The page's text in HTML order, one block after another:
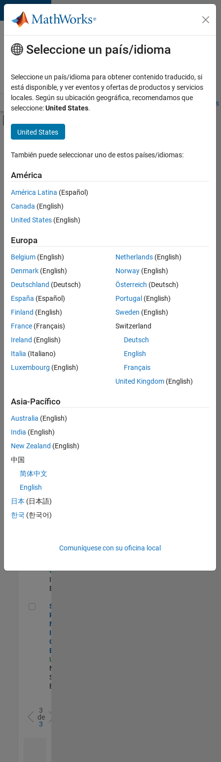
Saltar al contenido
Ofertas
de
empleo
MathWorks
Visión general Búsqueda de empleo Oficinas locales
Contenido principal
FILTRADO POR
Inside Sales
Marketing Services
Human Resources
Ordenar por
Guardar
empleos
seleccionados
No se
han
traducido
todos
los
empleos.
Busque
por
ubicación
todos
empleos
en su
zona.
Principal HR Learning & Development
US-MA-Natick
Resources |
Sales
Development
US-MA-Natick|
Inside Sales |
Experimentado
Senior Program Manager, Internal Corporate Events
Senior
Program
Manager,
Internal
Corporate
Events
US-MA-Natick
Marketing
Services |
Experimentado
3
de
3
Seleccione un país/idioma
Seleccione un país/idioma para obtener contenido traducido, si
está disponible, y ver eventos y ofertas de productos y servicios
locales. Según su ubicación geográfica, recomendamos que
seleccione:United States.
United States
También puede seleccionar uno de estos países/idiomas:
América
América Latina (Español)
Canada (English)
United States (English)
Europa
Belgium (English)
Denmark (English)
Deutschland (Deutsch)
España (Español)
Finland (English)
France (Français)
Ireland (English)
Italia (Italiano)
Luxembourg (English)
Netherlands(English)
Norway(English)
Österreich (Deutsch)
Portugal (English)
Sweden (English)
Switzerland
Deutsch
English
Français
United Kingdom(English)
Asia-Pacífico
Australia (English)
India (English)
New Zealand (English)
中国
简体中文
English
日本 (日本語)
한국 (한국어)
Comuníquese con su oficina local